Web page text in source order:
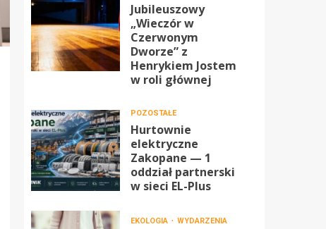
Jubileuszowy
„Wieczór w
Czerwonym
Dworze” z
Henrykiem Jostem
w roli głównej
POZOSTAŁE
Hurtownie
elektryczne
Zakopane — 1
oddział partnerski
w sieci EL-Plus
EKOLOGIA WYDARZENIA